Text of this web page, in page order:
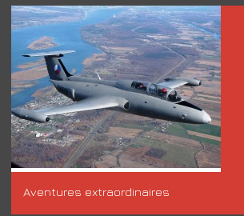
Aventures extraordinaires